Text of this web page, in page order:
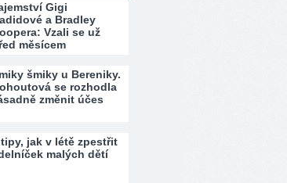
Gigi
a Bradley
Vzali se už
měsícem
šmiky u Bereniky.
se rozhodla
změnit účes
jak v létě zpestřit
malých dětí